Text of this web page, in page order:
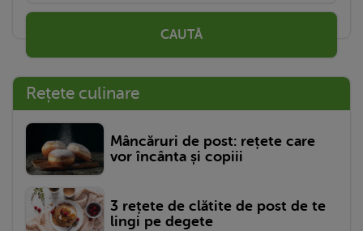
CAUTĂ
Rețete culinare
Mâncăruri de post: rețete care
vor încânta și copiii
3 rețete de clătite de post de te
lingi pe degete